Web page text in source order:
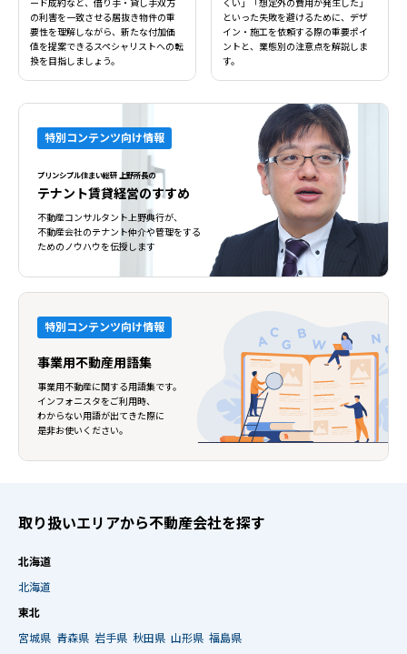
ード成約など、借り手・貸し手双方
の利害を一致させる居抜き物件の重
要性を理解しながら、新たな付加価
値を提案できるスペシャリストへの転
換を目指しましょう。
くい」「想定外の費用が発生した」
といった失敗を避けるために、デザ
イン・施工を依頼する際の重要ポイ
ントと、業態別の注意点を解説しま
す。
特別コンテンツ向け情報
プリンシプル住まい総研 上野所長の
テナント賃貸経営のすすめ
不動産コンサルタント上野典行が、
不動産会社のテナント仲介や管理をする
ためのノウハウを伝授します
特別コンテンツ向け情報
事業用不動産用語集
事業用不動産に関する用語集です。
インフォニスタをご利用時、
わからない用語が出てきた際に
是非お使いください。
取り扱いエリアから不動産会社を探す
北海道
北海道
東北
宮城県 青森県 岩手県 秋田県 山形県 福島県